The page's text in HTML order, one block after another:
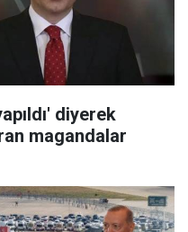
diyerek
magandalar